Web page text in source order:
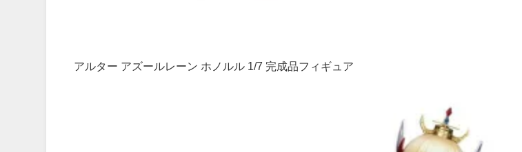
アルター アズールレーン ホノルル 1/7 完成品フィギュア